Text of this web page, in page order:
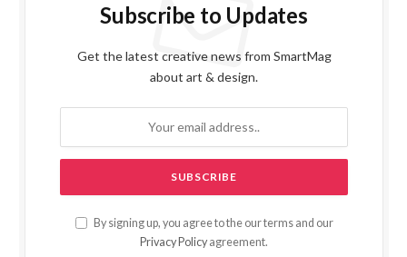
Subscribe to Updates
Get the latest creative news from SmartMag
about art & design.
By signing up, you agree to the our terms and our
Privacy Policy agreement.